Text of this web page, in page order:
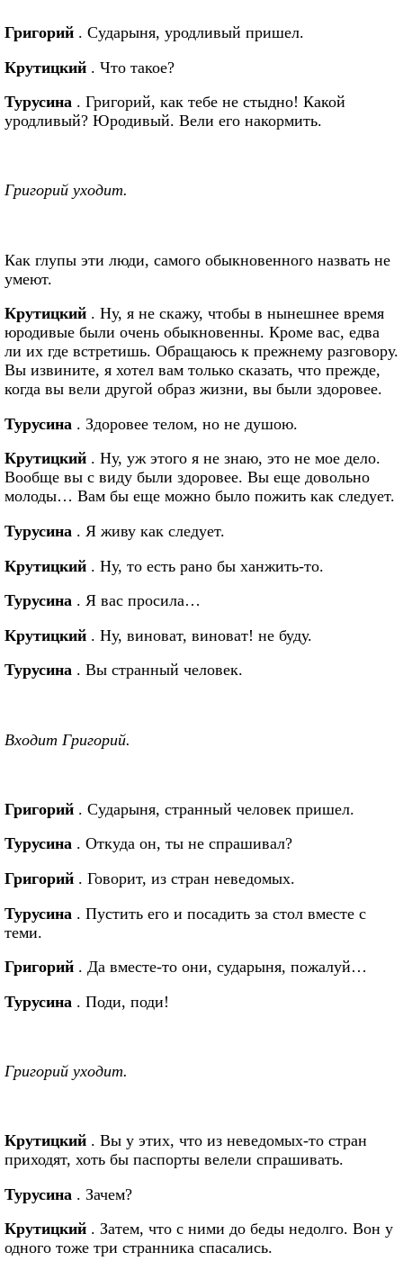
Григорий . Сударыня, уродливый пришел.
Крутицкий . Что такое?
Турусина . Григорий, как тебе не стыдно! Какой
уродливый? Юродивый. Вели его накормить.
Григорий уходит.
Как глупы эти люди, самого обыкновенного назвать не
умеют.
Крутицкий . Ну, я не скажу, чтобы в нынешнее время
юродивые были очень обыкновенны. Кроме вас, едва
ли их где встретишь. Обращаюсь к прежнему разговору.
Вы извините, я хотел вам только сказать, что прежде,
когда вы вели другой образ жизни, вы были здоровее.
Турусина . Здоровее телом, но не душою.
Крутицкий . Ну, уж этого я не знаю, это не мое дело.
Вообще вы с виду были здоровее. Вы еще довольно
молоды… Вам бы еще можно было пожить как следует.
Турусина . Я живу как следует.
Крутицкий . Ну, то есть рано бы ханжить-то.
Турусина . Я вас просила…
Крутицкий . Ну, виноват, виноват! не буду.
Турусина . Вы странный человек.
Входит Григорий.
Григорий . Сударыня, странный человек пришел.
Турусина . Откуда он, ты не спрашивал?
Григорий . Говорит, из стран неведомых.
Турусина . Пустить его и посадить за стол вместе с
теми.
Григорий . Да вместе-то они, сударыня, пожалуй…
Турусина . Поди, поди!
Григорий уходит.
Крутицкий . Вы у этих, что из неведомых-то стран
приходят, хоть бы паспорты велели спрашивать.
Турусина . Зачем?
Крутицкий . Затем, что с ними до беды недолго. Вон у
одного тоже три странника спасались.